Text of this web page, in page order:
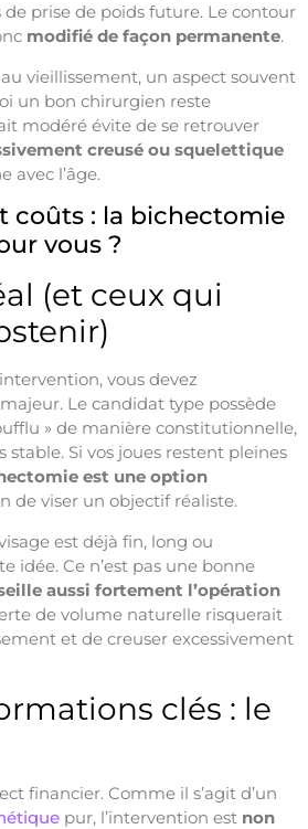
prise de poids future. Le contour
modifié de façon permanente.
vieillissement, un aspect souvent
un bon chirurgien reste
modéré évite de se retrouver
creusé ou squelettique
avec l’âge.
coûts : la bichectomie
vous ?
(et ceux qui
vous devez
Le candidat type possède
» de manière constitutionnelle,
stable. Si vos joues restent pleines
est une option
de viser un objectif réaliste.
est déjà fin, long ou
idée. Ce n’est pas une bonne
aussi fortement l’opération
de volume naturelle risquerait
et de creuser excessivement
clés : le
financier. Comme il s’agit d’un
pur, l’intervention est non